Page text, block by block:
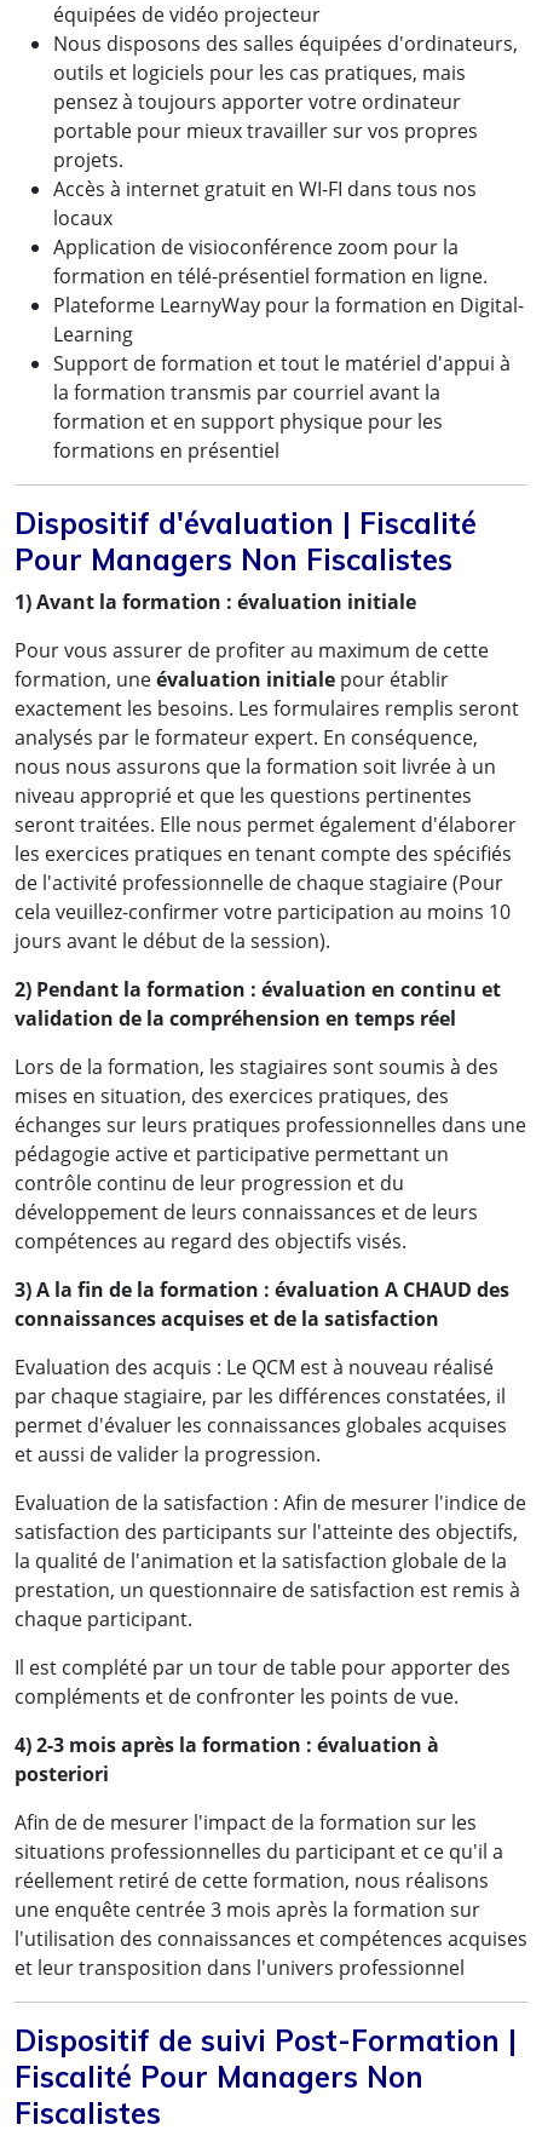
équipées de vidéo projecteur
Nous disposons des salles équipées d'ordinateurs,
outils et logiciels pour les cas pratiques, mais
pensez à toujours apporter votre ordinateur
portable pour mieux travailler sur vos propres
projets.
Accès à internet gratuit en WI-FI dans tous nos
locaux
Application de visioconférence zoom pour la
formation en télé-présentiel formation en ligne.
Plateforme LearnyWay pour la formation en Digital-
Learning
Support de formation et tout le matériel d'appui à
la formation transmis par courriel avant la
formation et en support physique pour les
formations en présentiel
Dispositif d'évaluation | Fiscalité
Pour Managers Non Fiscalistes
1) Avant la formation : évaluation initiale
Pour vous assurer de profiter au maximum de cette
formation, uneévaluation initiale pour établir
exactement les besoins. Les formulaires remplis seront
analysés par le formateur expert. En conséquence,
nous nous assurons que la formation soit livrée à un
niveau approprié et que les questions pertinentes
seront traitées. Elle nous permet également d'élaborer
les exercices pratiques en tenant compte des spécifiés
de l'activité professionnelle de chaque stagiaire (Pour
cela veuillez-confirmer votre participation au moins 10
jours avant le début de la session).
2) Pendant la formation : évaluation en continu et
validation de la compréhension en temps réel
Lors de la formation, les stagiaires sont soumis à des
mises en situation, des exercices pratiques, des
échanges sur leurs pratiques professionnelles dans une
pédagogie active et participative permettant un
contrôle continu de leur progression et du
développement de leurs connaissances et de leurs
compétences au regard des objectifs visés.
3) A la fin de la formation : évaluation A CHAUD des
connaissances acquises et de la satisfaction
Evaluation des acquis : Le QCM est à nouveau réalisé
par chaque stagiaire, par les différences constatées, il
permet d'évaluer les connaissances globales acquises
et aussi de valider la progression.
Evaluation de la satisfaction : Afin de mesurer l'indice de
satisfaction des participants sur l'atteinte des objectifs,
la qualité de l'animation et la satisfaction globale de la
prestation, un questionnaire de satisfaction est remis à
chaque participant.
Il est complété par un tour de table pour apporter des
compléments et de confronter les points de vue.
4) 2-3 mois après la formation : évaluation à
posteriori
Afin de de mesurer l'impact de la formation sur les
situations professionnelles du participant et ce qu'il a
réellement retiré de cette formation, nous réalisons
une enquête centrée 3 mois après la formation sur
l'utilisation des connaissances et compétences acquises
et leur transposition dans l'univers professionnel
Dispositif de suivi Post-Formation |
Fiscalité Pour Managers Non
Fiscalistes